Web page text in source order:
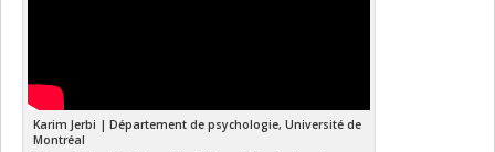
Karim Jerbi | Département de psychologie, Université de
Montréal